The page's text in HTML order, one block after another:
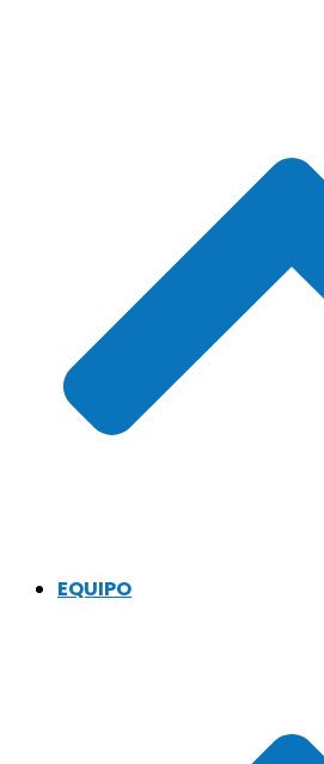
EQUIPO